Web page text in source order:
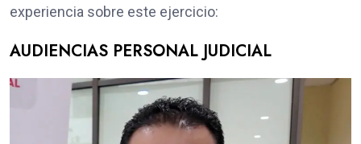
experiencia sobre este ejercicio:
AUDIENCIAS PERSONAL JUDICIAL